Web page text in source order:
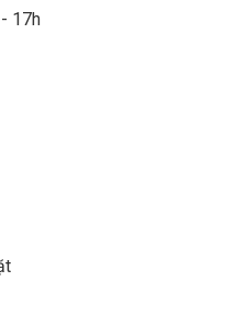
17h